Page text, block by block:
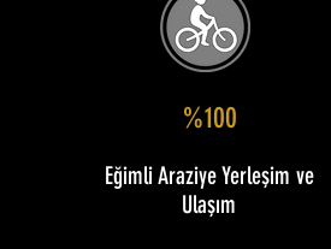
%100
Eğimli Araziye Yerleşim ve
Ulaşım